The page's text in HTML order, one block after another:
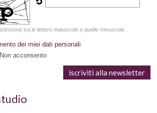
tra le lettere maiuscole e quelle minuscole.
dei miei dati personali
Non acconsento